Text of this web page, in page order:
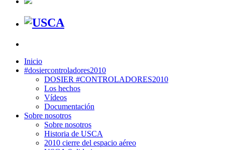
Inicio
#dosiercontroladores2010
DOSIER #CONTROLADORES2010
Los hechos
Vídeos
Documentación
Sobre nosotros
Sobre nosotros
Historia de USCA
2010 cierre del espacio aéreo